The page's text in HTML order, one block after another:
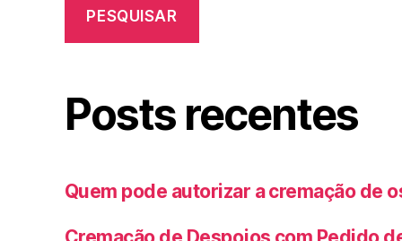
PESQUISAR
Posts recentes
Quem pode autorizar a cremação de